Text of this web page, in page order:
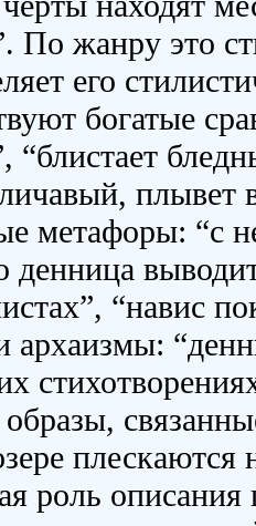
По жанру это
его
богатые
“блистает
плывет
метафоры: “с
денница
“навис
архаизмы:
роль